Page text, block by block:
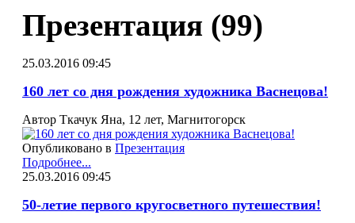
Презентация (99)
25.03.2016 09:45
160 лет со дня рождения художника Васнецова!
Автор Ткачук Яна, 12 лет, Магнитогорск
Опубликовано в Презентация
Подробнее...
25.03.2016 09:45
50-летие первого кругосветного путешествия!